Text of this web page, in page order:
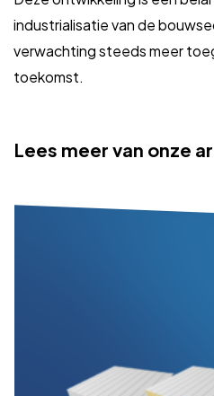
industrialisatie van de
verwachting steeds meer
toekomst.
Lees meer van onze